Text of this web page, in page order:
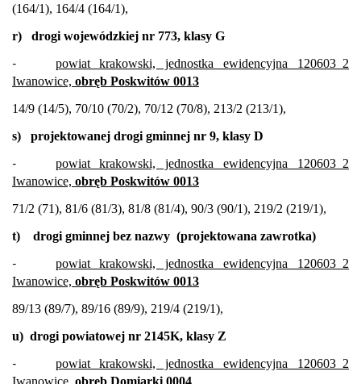
(164/1), 164/4 (164/1),
r)
drogi wojewódzkiej nr 773, klasy G
-
powiat krakowski, jednostka ewidencyjna 120603_2
Iwanowice, obręb Poskwitów 0013
14/9 (14/5), 70/10 (70/2), 70/12 (70/8), 213/2 (213/1),
s)
projektowanej drogi gminnej nr 9, klasy D
-
powiat krakowski, jednostka ewidencyjna 120603_2
Iwanowice, obręb Poskwitów 0013
71/2 (71), 81/6 (81/3), 81/8 (81/4), 90/3 (90/1), 219/2 (219/1),
t)
drogi gminnej bez nazwy (projektowana zawrotka)
-
powiat krakowski, jednostka ewidencyjna 120603_2
Iwanowice, obręb Poskwitów 0013
89/13 (89/7), 89/16 (89/9), 219/4 (219/1),
u) drogi powiatowej nr 2145K, klasy Z
-
powiat krakowski, jednostka ewidencyjna 120603_2
Iwanowice, obręb Domiarki 0004